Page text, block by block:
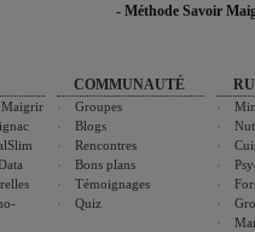
- Méthode Savoir
Maigrir
COMMUNAUTÉ
Groupes
Blogs
Rencontres
Bons plans
Témoignages
Quiz